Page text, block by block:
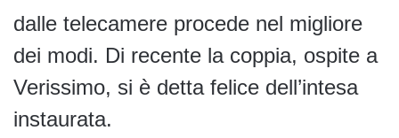
dalle telecamere procede nel migliore
dei modi. Di recente la coppia, ospite a
Verissimo, si è detta felice dell’intesa
instaurata.